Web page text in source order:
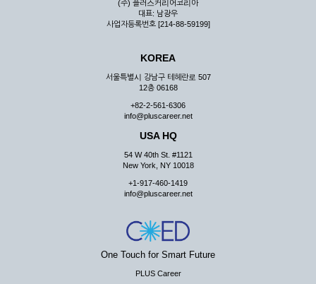
(주) 플러스커리어코리아
대표: 남광우
사업자등록번호 [214-88-59199]
KOREA
서울특별시 강남구 테헤란로 507
12층 06168
+82-2-561-6306
info@pluscareer.net
USA HQ
54 W 40th St. #1121
New York, NY 10018
+1-917-460-1419
info@pluscareer.net
One Touch for Smart Future
PLUS Career